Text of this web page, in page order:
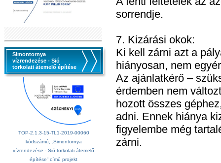
Simontornya
vízrendezése - Sió
torkolati átemelő építése
TOP-2.1.3-15-TL1-2019-00060
kódszámú, „Simontornya
vízrendezése - Sió torkolati átemelő
építése” című projekt
sorrendje.
7. Kizárási okok:
Ki kell zárni azt a
hiányosan, nem
Az ajánlatkérő –
érdemben nem
hozott összes
adni. Ennek hiánya
figyelembe még
zárni.